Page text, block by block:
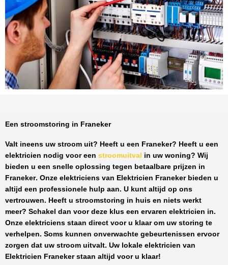
Een stroomstoring in Franeker
Valt ineens uw stroom uit? Heeft u een Franeker? Heeft u een
elektricien nodig voor een stroomuitval in uw woning? Wij
bieden u een snelle oplossing tegen betaalbare prijzen in
Franeker. Onze elektriciens van Elektricien Franekerbieden u
altijd een professionele hulp aan. U kunt altijd op ons
vertrouwen. Heeft u stroomstoring in huis en niets werkt
meer? Schakel dan voor deze klus een ervaren elektricien in.
Onze elektriciens staan direct voor u klaar om uw storing te
verhelpen. Soms kunnen onverwachte gebeurtenissen ervoor
zorgen dat uw stroom uitvalt. Uw lokale elektricien van
Elektricien Franekerstaan altijd voor u klaar!